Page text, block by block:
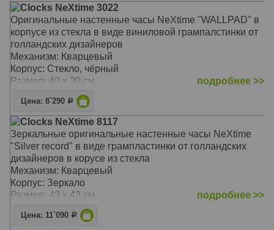
Clocks NeXtime 3022
Оригинальные настенные часы NeXtime "WALLPAD" в
корпусе из стекла в виде виниловой грампалстинки от
голландских дизайнеров
Механизм: Кварцевый
Корпус: Стекло, чёрный
Размер: 40 х 30 см
подробнее >>
Цена: 8`290 Р
Clocks NeXtime 8117
Зеркальные оригинальные настенные часы NeXtime
"Silver record" в виде грампластинки от голландских
дизайнеров в корусе из стекла
Механизм: Кварцевый
Корпус: Зеркало
Размер: 43 х 43 см
подробнее >>
Цена: 11`090 Р